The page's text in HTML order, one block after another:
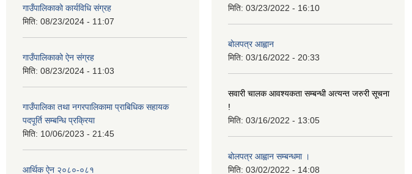
गाउँपालिकाको कार्यविधि संग्रह
मिति: 08/23/2024 - 11:07
गाउँपालिकाको ऐन संग्रह
मिति: 08/23/2024 - 11:03
गाउँपालिका तथा नगरपालिकामा प्राबिधिक सहायक
पदपूर्ति सम्बन्धि प्रक्रिया
मिति: 10/06/2023 - 21:45
आर्थिक ऐन २०८०-०८१
मिति: 03/23/2022 - 16:10
बोलपत्र आह्वान
मिति: 03/16/2022 - 20:33
सवारी चालक आवश्यकता सम्बन्धी अत्यन्त जरुरी सूचना
!
मिति: 03/16/2022 - 13:05
बोलपत्र आह्वान सम्बन्धमा ।
मिति: 03/02/2022 - 14:08